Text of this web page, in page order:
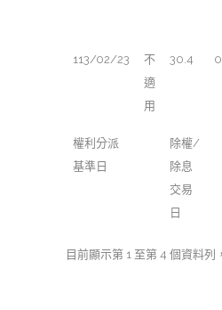
113/02/23
不
適
用
30.4 0
權利分派
基準日
除權/
除息
交易
日
目前顯示第 1 至第 4 個資料列